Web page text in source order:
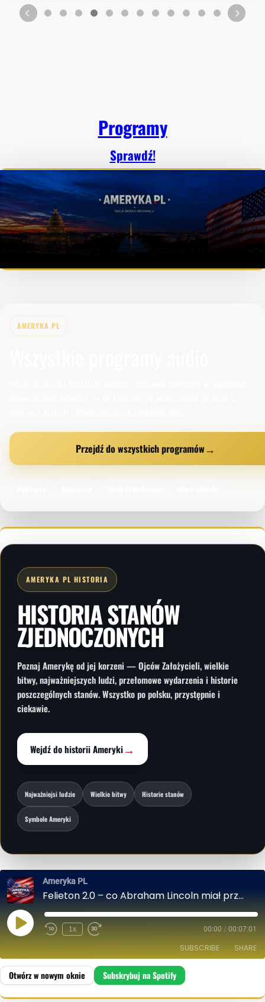
Programy
Sprawdź!
AMERYKA PL
Przejdź do wszystkich programów→
AMERYKA PL HISTORIA
HISTORIA STANÓW
ZJEDNOCZONYCH
Poznaj Amerykę od jej korzeni — Ojców Założycieli, wielkie
bitwy, najważniejszych ludzi, przełomowe wydarzenia i historie
poszczególnych stanów. Wszystko po polsku, przystępnie i
ciekawie.
Wejdź do historii Ameryki→
Najważniejsi ludzie Wielkie bitwy Historie stanów
Symbole Ameryki
Ameryka PL
Felieton 2.0 – co Abraham Lincoln miał przy sobie gdy został zastrzelony
P
L
P
I
O
1x 00:00 / 00:07:01
SUBSCRIBE SHARE
Spotify
SHARE